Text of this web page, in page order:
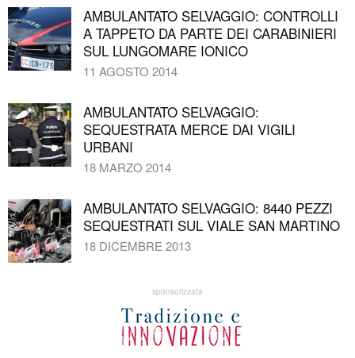
AMBULANTATO SELVAGGIO: CONTROLLI
A TAPPETO DA PARTE DEI CARABINIERI
SUL LUNGOMARE IONICO
11 AGOSTO 2014
AMBULANTATO SELVAGGIO:
SEQUESTRATA MERCE DAI VIGILI
URBANI
18 MARZO 2014
AMBULANTATO SELVAGGIO: 8440 PEZZI
SEQUESTRATI SUL VIALE SAN MARTINO
18 DICEMBRE 2013
sponsorizzata